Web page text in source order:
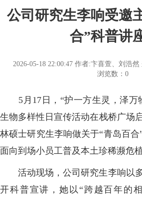
公司研究生李响受邀
合”科普讲
2026-05-18 22:00:47 作者:卞喜萱、刘浩然
浏览数： 0
5月17日，“护一方生灵，泽万
生物多样性日宣传活动在栈桥广场
林硕士研究生李响做关于“青岛百合
面向到场小员工普及本土珍稀濒危
活动现场，公司研究生李响以
开科普宣讲，她以“跨越百年的